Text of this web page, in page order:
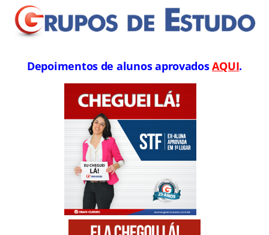
Depoimentos de alunos aprovadosAQUI.